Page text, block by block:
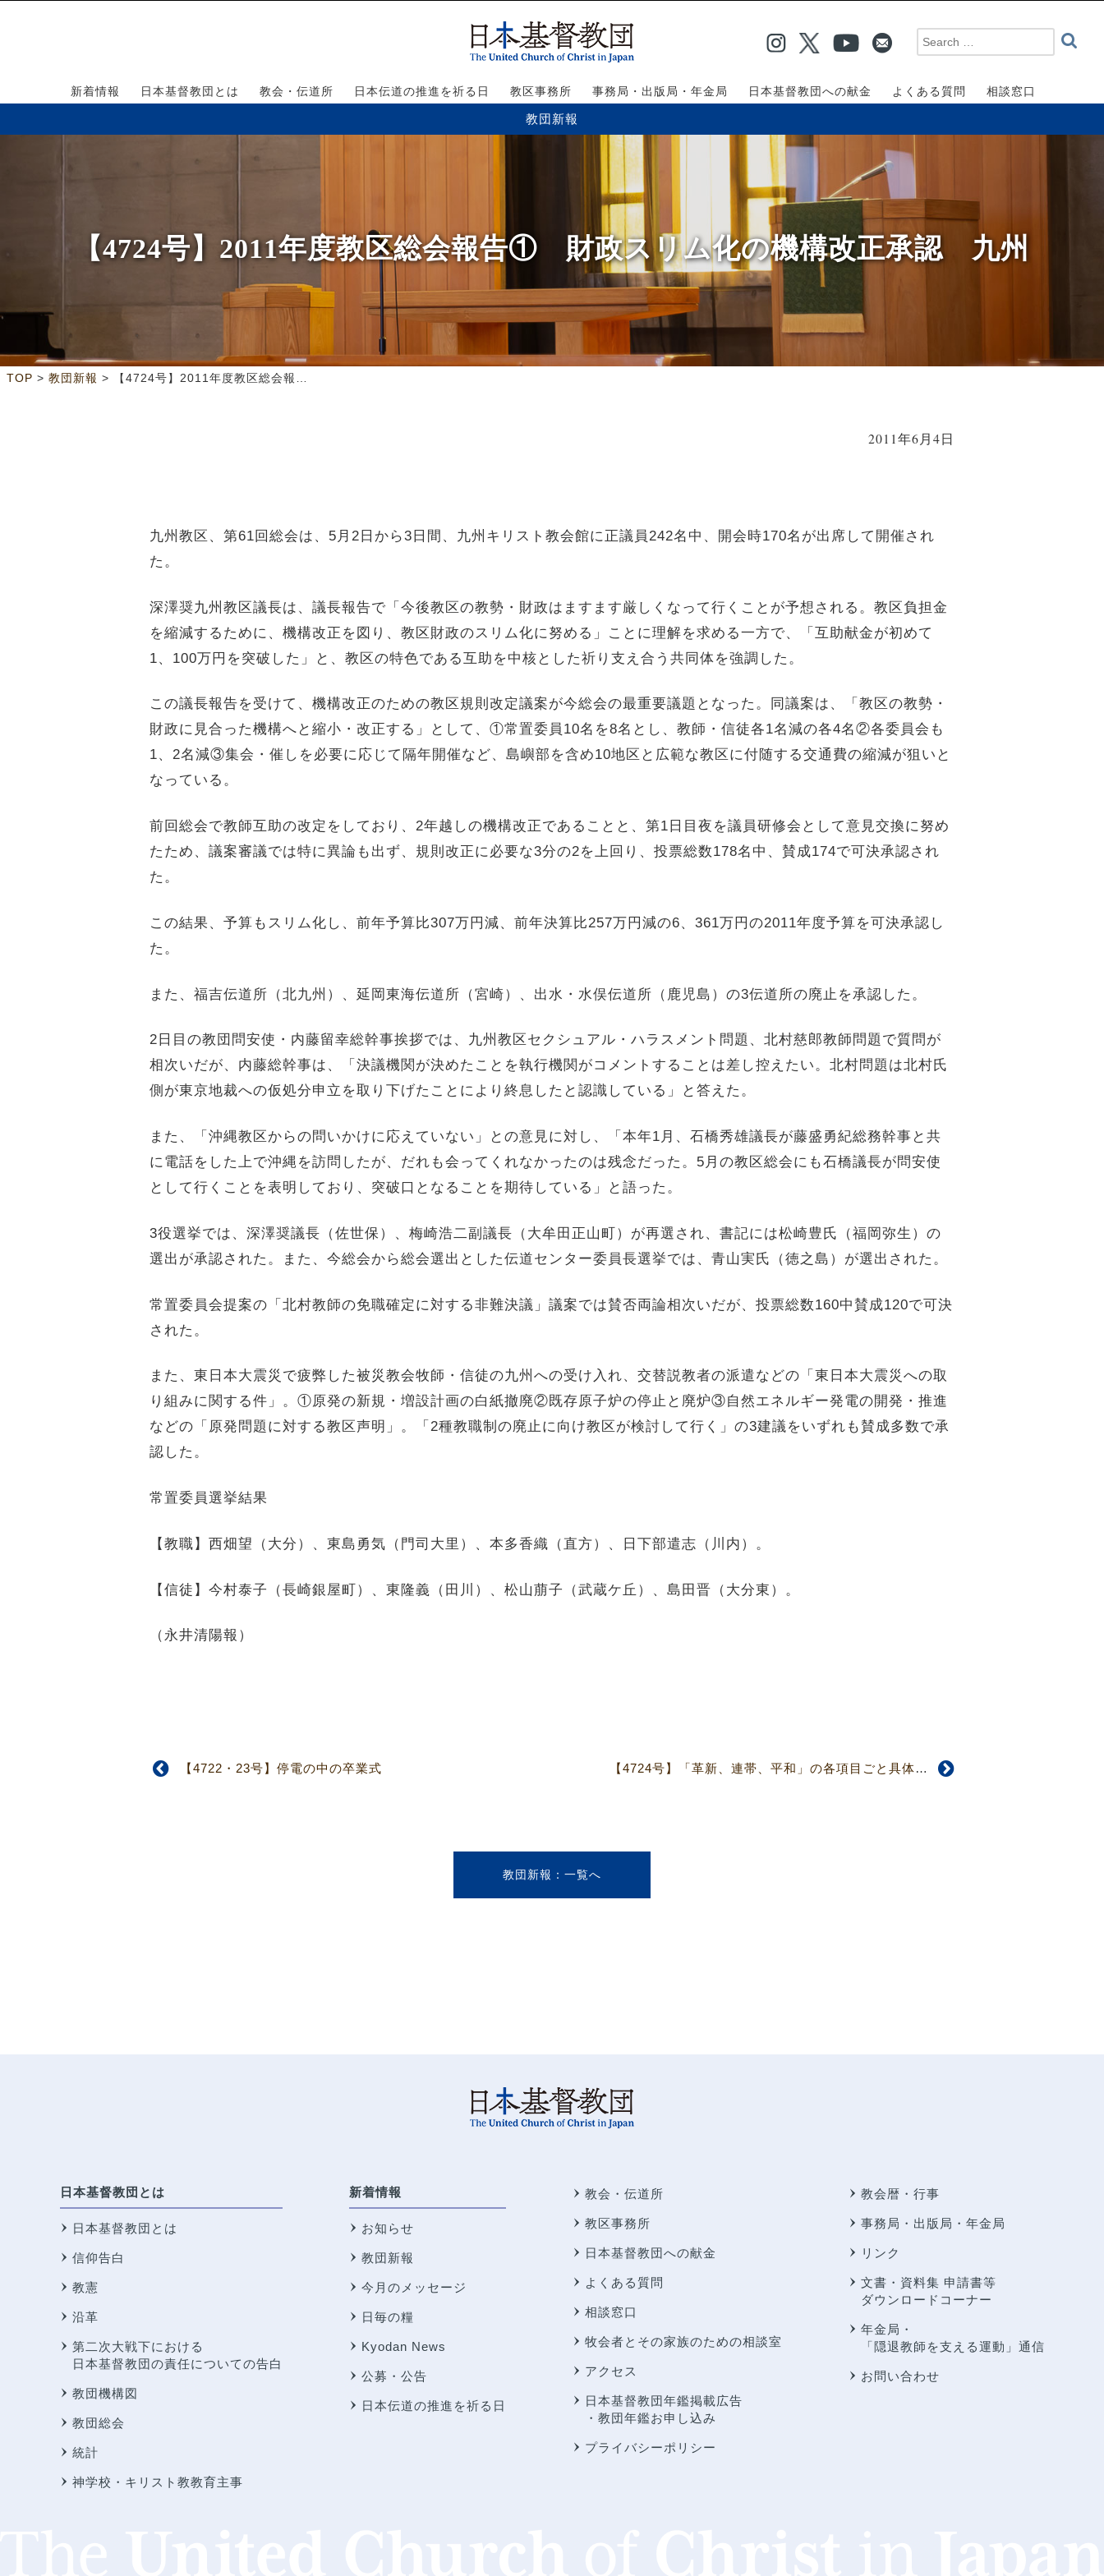
新着情報 日本基督教団とは 教会・伝道所 日本伝道の推進を祈る日 教区事務所 事務局・出版局・年金局 日本基督教団への献金 よくある質問 相談窓口
教団新報
【4724号】2011年度教区総会報告① 財政スリム化の機構改正承認 九州
TOP > 教団新報 > 【4724号】2011年度教区総会報告① 財政スリム化の機構改正承認 九州
2011年6月4日
九州教区、第61回総会は、 5 月 2 日から3 日間、九州キリスト教会館に正議員 242名中、開会時170名が出席して開催され
た。
深澤奨九州教区議長は、議長報告で「今後教区の教勢・財政はますます厳しくなって行くことが予想される。教区負担金
を縮減するために、機構改正を図り、教区財政のスリム化に努める」ことに理解を求める一方で、「互助献金が初めて
1、 100万円を突破した」と、教区の特色である互助を中核とした祈り支え合う共同体を強調した。
この議長報告を受けて、機構改正のための教区規則改定議案が今総会の最重要議題となった。同議案は、「教区の教勢・
財政に見合った機構へと縮小・改正する」として、①常置委員 10名を8名とし、教師・信徒各1名減の各4名②各委員会も
1、 2名減③集会・催しを必要に応じて隔年開催など、島嶼部を含め10地区と広範な教区に付随する交通費の縮減が狙いと
なっている。
前回総会で教師互助の改定をしており、 2年越しの機構改正であることと、第1 日目夜を議員研修会として意見交換に努め
たため、議案審議では特に異論も出ず、規則改正に必要な3分の2を上回り、投票総数178名中、賛成174で可決承認され
た。
この結果、予算もスリム化し、前年予算比307万円減、前年決算比257万円減の6、 361万円の2011年度予算を可決承認し
た。
また、福吉伝道所（北九州）、延岡東海伝道所（宮崎）、出水・水俣伝道所（鹿児島）の3伝道所の廃止を承認した。
2 日目の教団問安使・内藤留幸総幹事挨拶では、九州教区セクシュアル・ハラスメント問題、北村慈郎教師問題で質問が
相次いだが、内藤総幹事は、「決議機関が決めたことを執行機関がコメントすることは差し控えたい。北村問題は北村氏
側が東京地裁への仮処分申立を取り下げたことにより終息したと認識している」と答えた。
また、「沖縄教区からの問いかけに応えていない」との意見に対し、「本年1 月、石橋秀雄議長が藤盛勇紀総務幹事と共
に電話をした上で沖縄を訪問したが、だれも会ってくれなかったのは残念だった。 5 月の教区総会にも石橋議長が問安使
として行くことを表明しており、突破口となることを期待している」と語った。
3役選挙では、深澤奨議長（佐世保）、梅崎浩二副議長（大牟田正山町）が再選され、書記には松崎豊氏（福岡弥生）の
選出が承認された。また、今総会から総会選出とした伝道センター委員長選挙では、青山実氏（徳之島）が選出された。
常置委員会提案の「北村教師の免職確定に対する非難決議」議案では賛否両論相次いだが、投票総数160中賛成120で可決
された。
また、東日本大震災で疲弊した被災教会牧師・信徒の九州への受け入れ、交替説教者の派遣などの「東日本大震災への取
り組みに関する件」。①原発の新規・増設計画の白紙撤廃②既存原子炉の停止と廃炉③自然エネルギー発電の開発・推進
などの「原発問題に対する教区声明」。「 2種教職制の廃止に向け教区が検討して行く」の3建議をいずれも賛成多数で承
認した。
常置委員選挙結果
【教職】西畑望（大分）、東島勇気（門司大里）、本多香織（直方）、日下部遣志（川内）。
【信徒】今村泰子（長崎銀屋町）、東隆義（田川）、松山萠子（武蔵ケ丘）、島田晋（大分東）。
（永井清陽報）
【4722・23号】停電の中の卒業式 【4724号】「革新、連帯、平和」の各項目ごと具体的な活動計画 北海
教団新報
日本基督教団とは
日本基督教団とは
信仰告白
教憲
沿革
第二次大戦下における
日本基督教団の責任についての告白
教団機構図
教団総会
統計
神学校・キリスト教教育主事
新着情報
お知らせ
教団新報
今月のメッセージ
日毎の糧
Kyodan News
公募・公告
日本伝道の推進を祈る日
教会・伝道所
教区事務所
日本基督教団への献金
よくある質問
相談窓口
牧会者とその家族のための相談室
アクセス
日本基督教団年鑑掲載広告
・教団年鑑お申し込み
プライバシーポリシー
教会暦・行事
事務局・出版局・年金局
リンク
文書・資料集 申請書等
ダウンロードコーナー
年金局・
「隠退教師を支える運動」通信
お問い合わせ